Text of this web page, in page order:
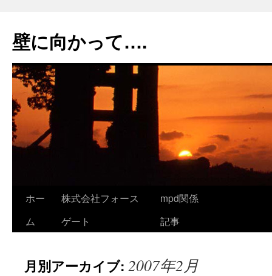
テ
ン
へ
ス
キ
ッ
プ
壁に向かって….
ホー
ム
株式会社フォース
ゲート
mpd関係
記事
月別アーカイブ: 2007年2月